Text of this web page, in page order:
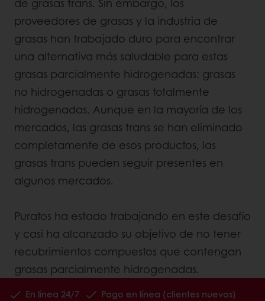
proveedores de grasas y la industria de
grasas han trabajado duro para encontrar
una alternativa más saludable para estas
grasas parcialmente hidrogenadas: grasas
no hidrogenadas o grasas totalmente
hidrogenadas. Aunque en la mayoría de los
mercados, las grasas trans se han eliminado
completamente de esos productos, las
grasas trans pueden seguir presentes en
algunos mercados.
Puratos ha estado trabajando en este desafío
y casi ha alcanzado su objetivo de no tener
recubrimientos compuestos que contengan
grasas parcialmente hidrogenadas.
En línea 24/7
Pago en línea (clientes nuevos)